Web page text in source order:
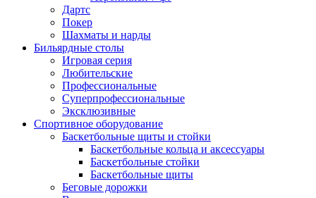
Дартс
Покер
Шахматы и нарды
Бильярдные столы
Игровая серия
Любительские
Профессиональные
Суперпрофессиональные
Эксклюзивные
Спортивное оборудование
Баскетбольные щиты и стойки
Баскетбольные кольца и аксессуары
Баскетбольные стойки
Баскетбольные щиты
Беговые дорожки